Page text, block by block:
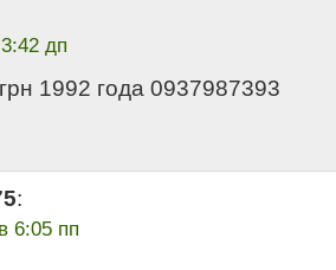
дп
1992 года 0937987393
:
6:05 пп